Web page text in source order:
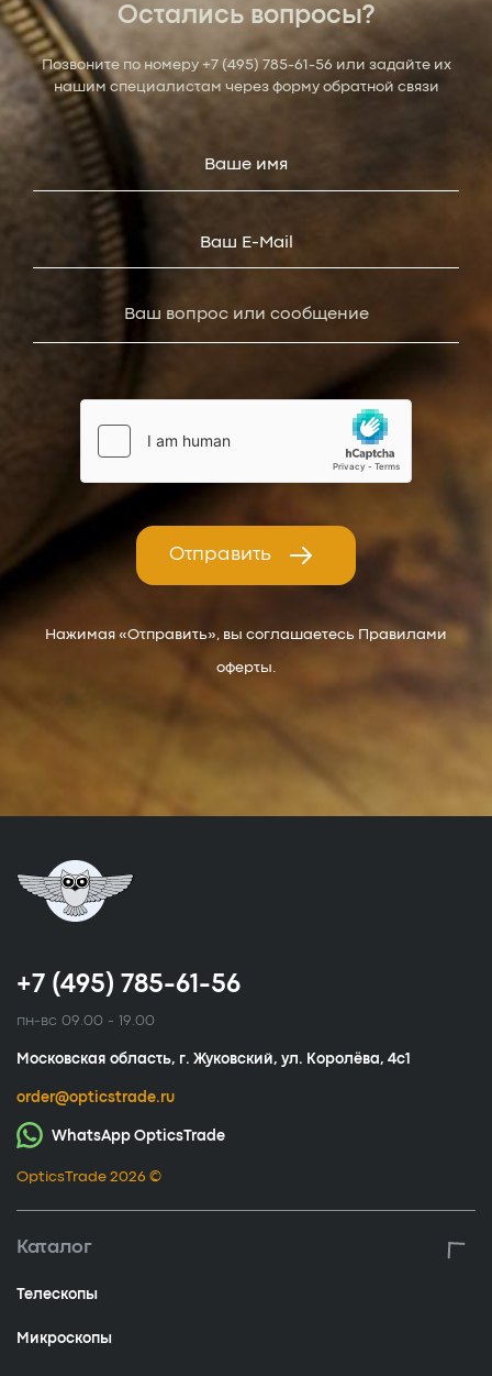
Остались вопросы?
Позвоните по номеру +7 (495) 785-61-56 или задайте их
нашим специалистам через форму обратной связи
Отправить
Нажимая «Отправить», вы соглашаетесь Правилами
оферты.
+7 (495) 785-61-56
пн-вс 09.00 - 19.00
Московская область, г. Жуковский, ул. Королёва, 4с1
order@opticstrade.ru
WhatsApp OpticsTrade
OpticsTrade 2026 ©
Каталог
Телескопы
Микроскопы